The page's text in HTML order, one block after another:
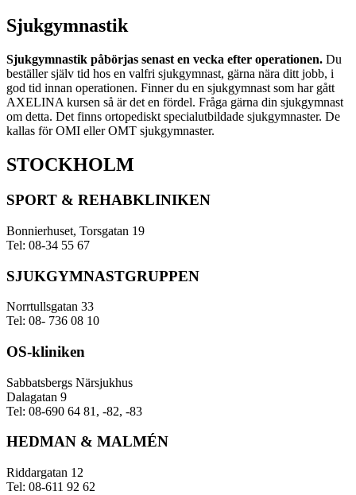
Sjukgymnastik
Sjukgymnastik påbörjas senast en vecka efter operationen. Du
beställer själv tid hos en valfri sjukgymnast, gärna nära ditt jobb, i
god tid innan operationen. Finner du en sjukgymnast som har gått
AXELINA kursen så är det en fördel. Fråga gärna din sjukgymnast
om detta. Det finns ortopediskt specialutbildade sjukgymnaster. De
kallas för OMI eller OMT sjukgymnaster.
STOCKHOLM
SPORT & REHABKLINIKEN
Bonnierhuset, Torsgatan 19
Tel: 08-34 55 67
SJUKGYMNASTGRUPPEN
Norrtullsgatan 33
Tel: 08- 736 08 10
OS-kliniken
Sabbatsbergs Närsjukhus
Dalagatan 9
Tel: 08-690 64 81, -82, -83
HEDMAN & MALMÉN
Riddargatan 12
Tel: 08-611 92 62